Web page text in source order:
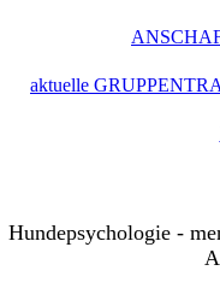
aktuelle
Hundepsychologie -